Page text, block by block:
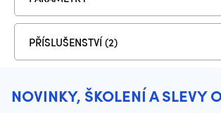
PŘÍSLUŠENSTVÍ (2)
NOVINKY, ŠKOLENÍ A SLEVY